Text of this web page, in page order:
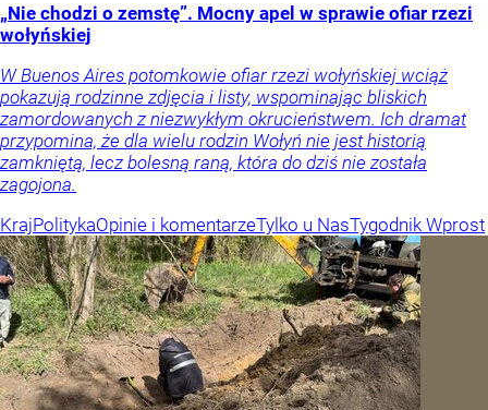
„Nie chodzi o zemstę”. Mocny apel w sprawie ofiar rzezi
wołyńskiej
W Buenos Aires potomkowie ofiar rzezi wołyńskiej wciąż
pokazują rodzinne zdjęcia i listy, wspominając bliskich
zamordowanych z niezwykłym okrucieństwem. Ich dramat
przypomina, że dla wielu rodzin Wołyń nie jest historią
zamkniętą, lecz bolesną raną, która do dziś nie została
zagojona.
KrajPolitykaOpinie i komentarzeTylko u NasTygodnik Wprost